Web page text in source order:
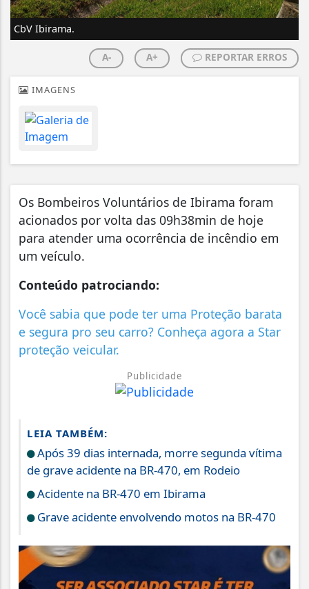
CbV Ibirama.
A- A+ REPORTAR ERROS
IMAGENS
Os Bombeiros Voluntários de Ibirama foram
acionados por volta das 09h38min de hoje
para atender uma ocorrência de incêndio em
um veículo.
Conteúdo patrociando:
Você sabia que pode ter uma Proteção barata
e segura pro seu carro? Conheça agora a Star
proteção veicular.
Publicidade
LEIA TAMBÉM:
Após 39 dias internada, morre segunda vítima
de grave acidente na BR-470, em Rodeio
Acidente na BR-470 em Ibirama
Grave acidente envolvendo motos na BR-470